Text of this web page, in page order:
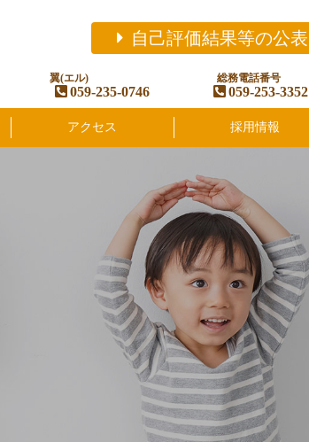
翼(エル)
059-235-0746
総務電話番号
059-253-3352
自己評価結果等の公表
アクセス 採用情報